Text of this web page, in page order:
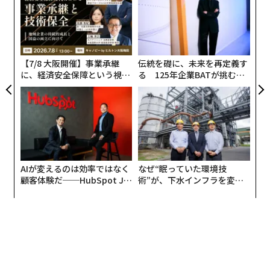
ハルツームの情勢不安と暴力は、ダルフールの悲惨な状
況に拍車をかけている。ダルフールでは2020年12月から
暴力が再燃し、特に民族間衝突が激化している。英議員
団が指摘しているように「この地域で、過去の過激な暴
力のパターンが繰り返されることが危惧される」状況
だ。ダルフールにおける暴力は今年初めに高まり、ハル
ツームで激しい戦闘が始まった今月に再び増加したとさ
れる。
【7/8 大阪開催】事業承継
に、経済安全保障という視点
が加わるとき──経営者が問
われる新たな判断軸
伝統を礎に、未来を再定義す
る 125年企業BATが挑むス
モークレスな未来
AIが変えるのは効率ではなく
顧客体験だ──HubSpot Ja
なぜ“眠っていた環境技
術”が、下水インフラを変え